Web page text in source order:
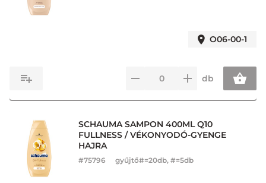
O06-00-1
db
SCHAUMA SAMPON 400ML Q10
FULLNESS / VÉKONYODÓ-GYENGE
HAJRA
#75796 gyűjtő#=20db, #=5db